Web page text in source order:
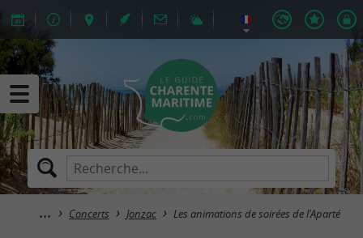
Concerts Jonzac Les animations de soirées de l'Aparté